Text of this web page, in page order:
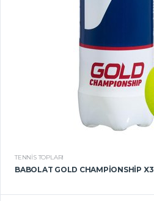
TENNIS TOPLARI
BABOLAT GOLD CHAMPIONSHIP X3